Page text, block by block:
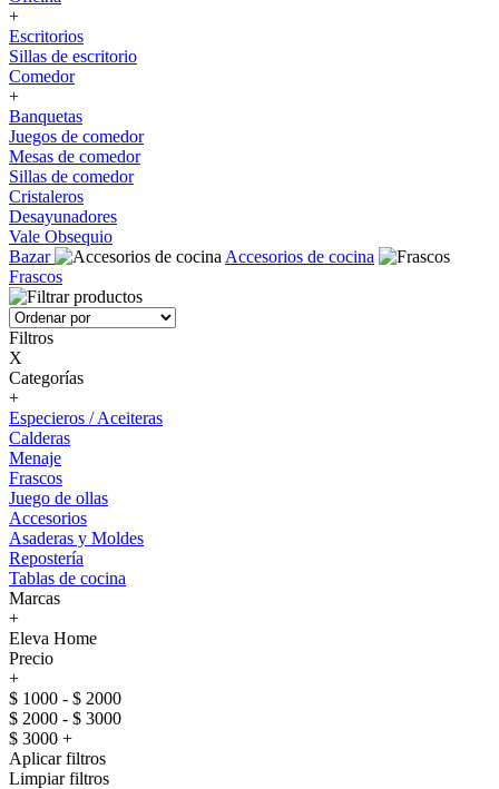
+
Escritorios
Sillas de escritorio
Comedor
+
Banquetas
Juegos de comedor
Mesas de comedor
Sillas de comedor
Cristaleros
Desayunadores
Vale Obsequio
Bazar
Accesorios de cocina
Frascos
Filtros
X
Categorías
+
Especieros / Aceiteras
Calderas
Menaje
Frascos
Juego de ollas
Accesorios
Asaderas y Moldes
Repostería
Tablas de cocina
Marcas
+
Eleva Home
Precio
+
$ 1000 - $ 2000
$ 2000 - $ 3000
$ 3000 +
Aplicar filtros
Limpiar filtros